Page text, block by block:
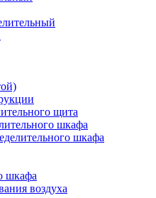
щита
шкафа
шкафа
шкафа
воздуха